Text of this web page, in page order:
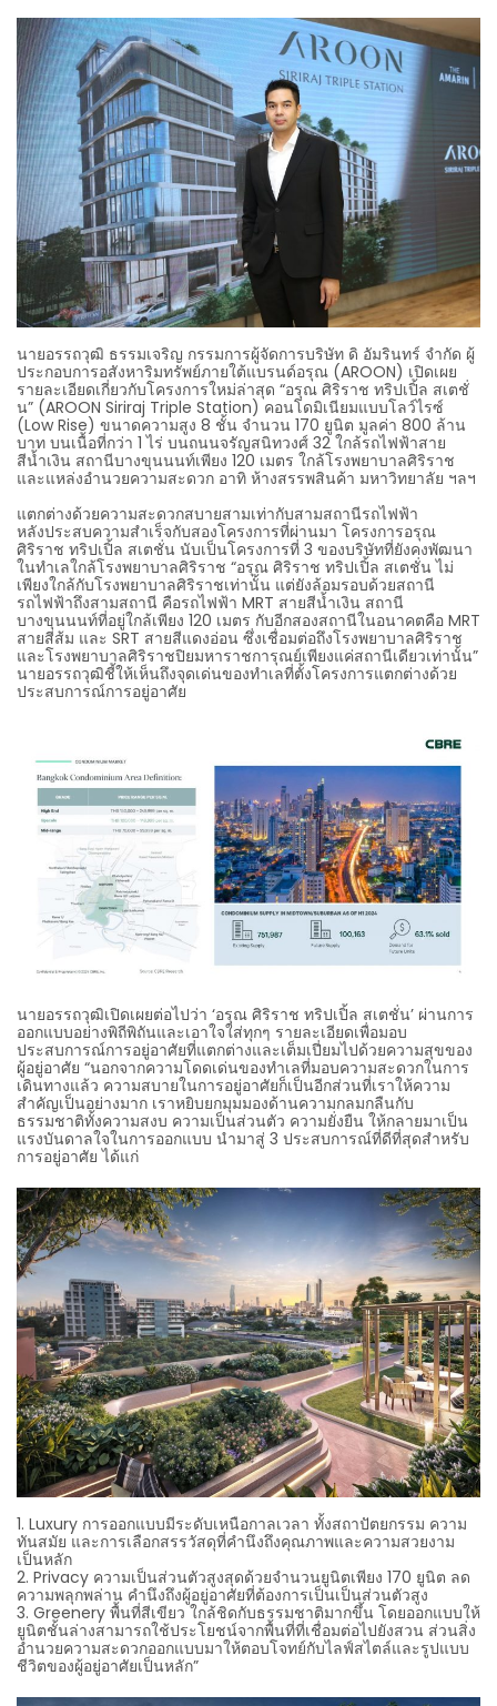
นายอรรถวุฒิ ธรรมเจริญ กรรมการผู้จัดการบริษัท ดิ อัมรินทร์ จำกัด ผู้
ประกอบการอสังหาริมทรัพย์ภายใต้แบรนด์อรุณ (AROON) เปิดเผย
รายละเอียดเกี่ยวกับโครงการใหม่ล่าสุด “อรุณ ศิริราช ทริปเปิ้ล สเตชั่
น” (AROON Siriraj Triple Station) คอนโดมิเนียมแบบโลว์ไรซ์
(Low Rise) ขนาดความสูง 8 ชั้น จำนวน 170 ยูนิต มูลค่า 800 ล้าน
บาท บนเนื้อที่กว่า 1 ไร่ บนถนนจรัญสนิทวงศ์ 32 ใกล้รถไฟฟ้าสาย
สีน้ำเงิน สถานีบางขุนนนท์เพียง 120 เมตร ใกล้โรงพยาบาลศิริราช
และแหล่งอำนวยความสะดวก อาทิ ห้างสรรพสินค้า มหาวิทยาลัย ฯลฯ
แตกต่างด้วยความสะดวกสบายสามเท่ากับสามสถานีรถไฟฟ้า
หลังประสบความสำเร็จกับสองโครงการที่ผ่านมา โครงการอรุณ
ศิริราช ทริปเปิ้ล สเตชั่น นับเป็นโครงการที่ 3 ของบริษัทที่ยังคงพัฒนา
ในทำเลใกล้โรงพยาบาลศิริราช “อรุณ ศิริราช ทริปเปิ้ล สเตชั่น ไม่
เพียงใกล้กับโรงพยาบาลศิริราชเท่านั้น แต่ยังล้อมรอบด้วยสถานี
รถไฟฟ้าถึงสามสถานี คือรถไฟฟ้า MRT สายสีน้ำเงิน สถานี
บางขุนนนท์ที่อยู่ใกล้เพียง 120 เมตร กับอีกสองสถานีในอนาคตคือ MRT
สายสีส้ม และ SRT สายสีแดงอ่อน ซึ่งเชื่อมต่อถึงโรงพยาบาลศิริราช
และโรงพยาบาลศิริราชปิยมหาราชการุณย์เพียงแค่สถานีเดียวเท่านั้น”
นายอรรถวุฒิชี้ให้เห็นถึงจุดเด่นของทำเลที่ตั้งโครงการแตกต่างด้วย
ประสบการณ์การอยู่อาศัย
นายอรรถวุฒิเปิดเผยต่อไปว่า ‘อรุณ ศิริราช ทริปเปิ้ล สเตชั่น’ ผ่านการ
ออกแบบอย่างพิถีพิถันและเอาใจใส่ทุกๆ รายละเอียดเพื่อมอบ
ประสบการณ์การอยู่อาศัยที่แตกต่างและเต็มเปี่ยมไปด้วยความสุขของ
ผู้อยู่อาศัย “นอกจากความโดดเด่นของทำเลที่มอบความสะดวกในการ
เดินทางแล้ว ความสบายในการอยู่อาศัยก็เป็นอีกส่วนที่เราให้ความ
สำคัญเป็นอย่างมาก เราหยิบยกมุมมองด้านความกลมกลืนกับ
ธรรมชาติทั้งความสงบ ความเป็นส่วนตัว ความยั่งยืน ให้กลายมาเป็น
แรงบันดาลใจในการออกแบบ นำมาสู่ 3 ประสบการณ์ที่ดีที่สุดสำหรับ
การอยู่อาศัย ได้แก่
1. Luxury การออกแบบมีระดับเหนือกาลเวลา ทั้งสถาปัตยกรรม ความ
ทันสมัย และการเลือกสรรวัสดุที่คำนึงถึงคุณภาพและความสวยงาม
เป็นหลัก
2. Privacy ความเป็นส่วนตัวสูงสุดด้วยจำนวนยูนิตเพียง 170 ยูนิต ลด
ความพลุกพล่าน คำนึงถึงผู้อยู่อาศัยที่ต้องการเป็นเป็นส่วนตัวสูง
3. Greenery พื้นที่สีเขียว ใกล้ชิดกับธรรมชาติมากขึ้น โดยออกแบบให้
ยูนิตชั้นล่างสามารถใช้ประโยชน์จากพื้นที่ที่เชื่อมต่อไปยังสวน ส่วนสิ่ง
อำนวยความสะดวกออกแบบมาให้ตอบโจทย์กับไลฟ์สไตล์และรูปแบบ
ชีวิตของผู้อยู่อาศัยเป็นหลัก”